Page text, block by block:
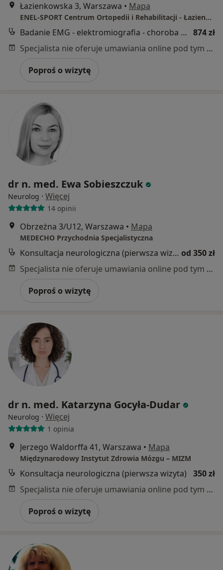
Łazienkowska 3, Warszawa • Mapa
ENEL-SPORT Centrum Ortopedii i Rehabilitacji - Łazienkowska
Badanie EMG - elektromiografia - choroba neuronu ruchowego /stwardnienie boczne zanikowe (MND/SLA) 874 zł
Specjalista nie oferuje umawiania online pod tym adresem.
Poproś o wizytę
dr n. med. Ewa Sobieszczuk
Neurolog · Więcej
14 opinii
Obrzeżna 3/U12, Warszawa • Mapa
MEDECHO Przychodnia Specjalistyczna
Konsultacja neurologiczna (pierwsza wizyta) od 350 zł
Specjalista nie oferuje umawiania online pod tym adresem.
Poproś o wizytę
dr n. med. Katarzyna Gocyła-Dudar
Neurolog · Więcej
1 opinia
Jerzego Waldorffa 41, Warszawa • Mapa
Międzynarodowy Instytut Zdrowia Mózgu – MIZM
Konsultacja neurologiczna (pierwsza wizyta)
350 zł
Specjalista nie oferuje umawiania online pod tym adresem.
Poproś o wizytę